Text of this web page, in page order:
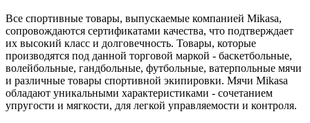
Все спортивные товары, выпускаемые компанией Mikasa,
сопровождаются сертификатами качества, что подтверждает
их высокий класс и долговечность. Товары, которые
производятся под данной торговой маркой - баскетбольные,
волейбольные, гандбольные, футбольные, ватерпольные мячи
и различные товары спортивной экипировки. Мячи Mikasa
обладают уникальными характеристиками - сочетанием
упругости и мягкости, для легкой управляемости и контроля.